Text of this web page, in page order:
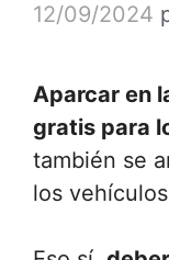
12/09/2024
Aparcar en
gratis para
también se
los